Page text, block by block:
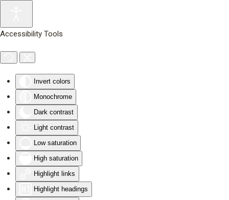
Accessibility Tools
Invert colors
Monochrome
Dark contrast
Light contrast
Low saturation
High saturation
Highlight links
Highlight headings